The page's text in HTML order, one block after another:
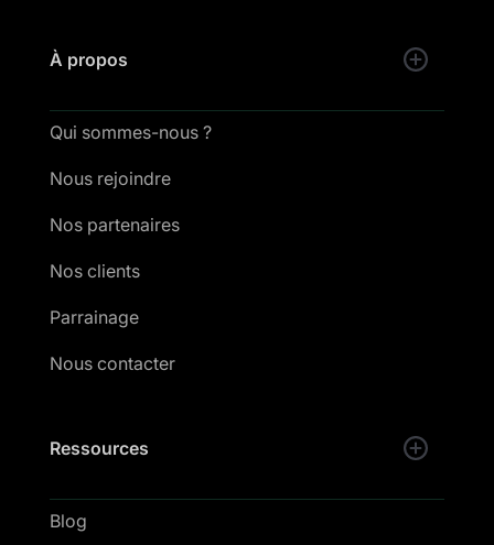
À propos
Qui sommes-nous ?
Nous rejoindre
Nos partenaires
Nos clients
Parrainage
Nous contacter
Ressources
Blog